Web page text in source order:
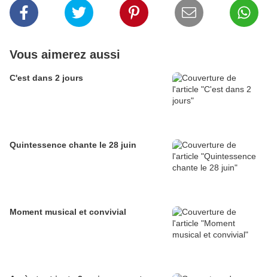
Vous aimerez aussi
C'est dans 2 jours
Quintessence chante le 28 juin
Moment musical et convivial